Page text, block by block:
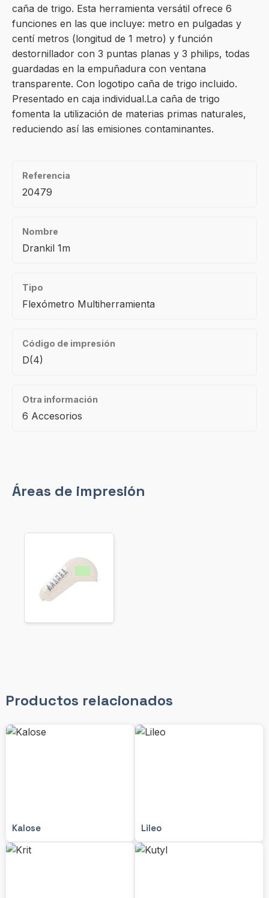
caña de trigo. Esta herramienta versátil ofrece 6
funciones en las que incluye: metro en pulgadas y
centí metros (longitud de 1 metro) y función
destornillador con 3 puntas planas y 3 philips, todas
guardadas en la empuñadura con ventana
transparente. Con logotipo caña de trigo incluido.
Presentado en caja individual.La caña de trigo
fomenta la utilización de materias primas naturales,
reduciendo así las emisiones contaminantes.
Referencia
20479
Nombre
Drankil 1m
Tipo
Flexómetro Multiherramienta
Código de impresión
D(4)
Otra información
6 Accesorios
Áreas de impresión
Productos relacionados
Kalose Lileo